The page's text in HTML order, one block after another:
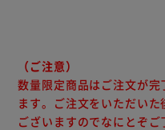
（ご注意）
数量限定商品はご注文が
ます。ご注文をいただい
ございますのでなにとぞご